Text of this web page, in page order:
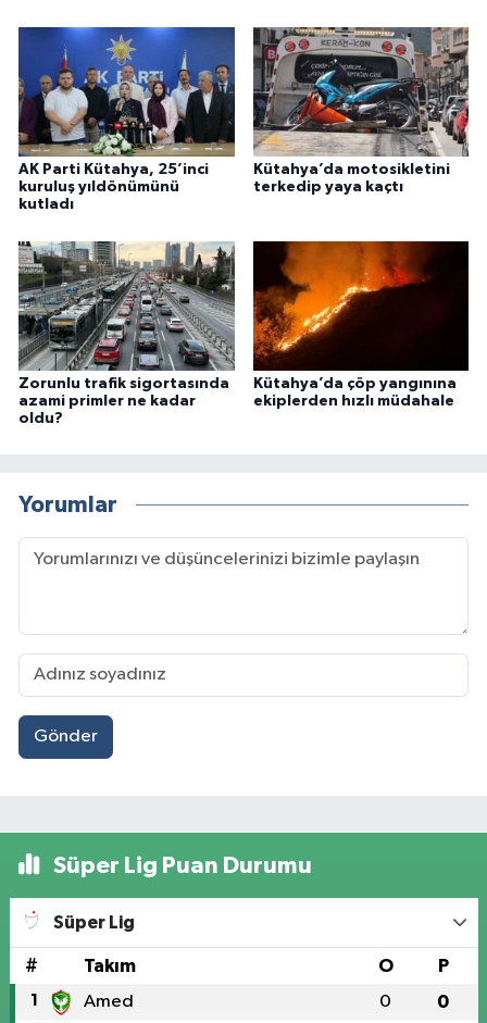
AK Parti Kütahya, 25’inci
kuruluş yıldönümünü
kutladı
Kütahya’da motosikletini
terkedip yaya kaçtı
Zorunlu trafik sigortasında
azami primler ne kadar
oldu?
Kütahya’da çöp yangınına
ekiplerden hızlı müdahale
Yorumlar
Gönder
Süper Lig Puan Durumu
Süper Lig
# Takım O P
1 Amed 0 0